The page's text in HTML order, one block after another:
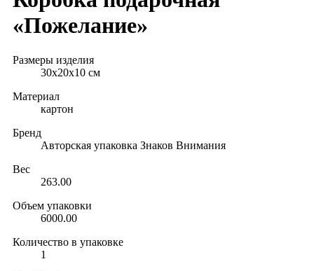
«Пожелание»
Размеры изделия
30х20х10 см
Материал
картон
Бренд
Авторская упаковка Знаков Внимания
Вес
263.00
Объем упаковки
6000.00
Количество в упаковке
1